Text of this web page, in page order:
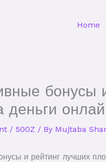
Home
бонусы
деньги
/ 500Z / By Mujtaba
и рейтинг лучших